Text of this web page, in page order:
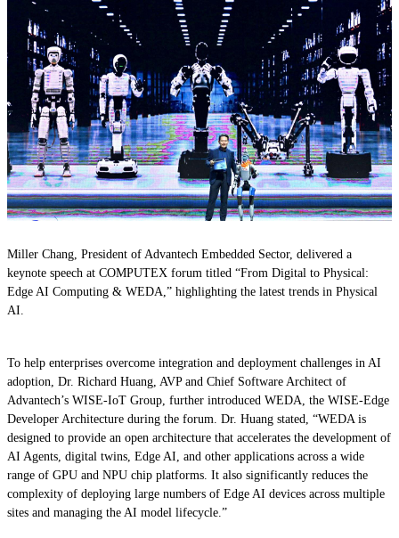
Miller Chang, President of Advantech Embedded Sector, delivered a
keynote speech at COMPUTEX forum titled “From Digital to Physical:
Edge AI Computing & WEDA,” highlighting the latest trends in Physical
AI.
To help enterprises overcome integration and deployment challenges in AI
adoption, Dr. Richard Huang, AVP and Chief Software Architect of
Advantech’s WISE-IoT Group, further introduced WEDA, the WISE-Edge
Developer Architecture during the forum. Dr. Huang stated, “WEDA is
designed to provide an open architecture that accelerates the development of
AI Agents, digital twins, Edge AI, and other applications across a wide
range of GPU and NPU chip platforms. It also significantly reduces the
complexity of deploying large numbers of Edge AI devices across multiple
sites and managing the AI model lifecycle.”